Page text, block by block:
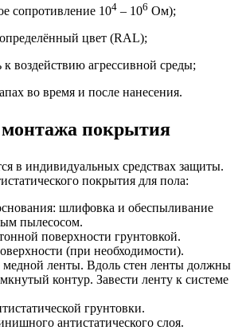
сопротивление 104 – 106 Ом);
определённый цвет (RAL);
к воздействию агрессивной среды;
во время и после нанесения.
монтажа покрытия
в индивидуальных средствах защиты.
покрытия для пола:
шлифовка и обеспыливание
пылесосом.
поверхности грунтовкой.
(при необходимости).
медной ленты. Вдоль стен ленты должны
контур. Завести ленту к системе
грунтовки.
антистатического слоя.